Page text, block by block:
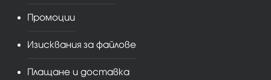
Промоции
Изисквания за файлове
Плащане и доставка